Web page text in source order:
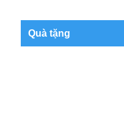
Quà tặng